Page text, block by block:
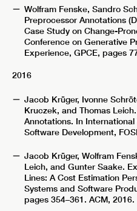
Wolfram Fenske, Sandro
Preprocessor Annotations
Case Study on Change-
Conference on Generative
Experience, GPCE, pages
2016
Jacob Krüger, Ivonne
Kruczek, and Thomas
Annotations. In
Software Development,
Jacob Krüger, Wolfram
Leich, and Gunter Saake.
Lines: A Cost Estimation
Systems and Software
pages 354–361. ACM, 2016.